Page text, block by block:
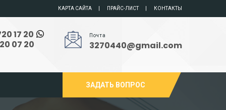
КАРТА САЙТА ПРАЙС-ЛИСТ КОНТАКТЫ
17 20
07 20
Почта
3270440@gmail.com
ЗАДАТЬ ВОПРОС